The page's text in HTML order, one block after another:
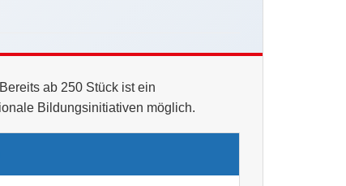
ab 250 Stück ist ein
Bildungsinitiativen möglich.